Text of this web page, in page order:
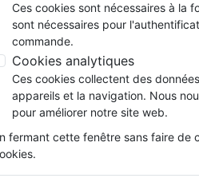
Testaments
Couple
ansLatino, Folk
Soul
animés
conférences
Rick Warren's Bible Study
Rick
Twelve Ways
Auteur :Rick
Référence
Ces cookies sont nécessaires à la
sont nécessaires pour
commande.
Cookies analytiques
Ces cookies collectent des
appareils et la navigation. Nous
pour améliorer notre site web.
fermant cette fenêtre sans faire de